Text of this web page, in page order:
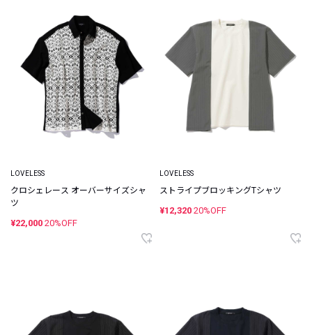
LOVELESS
クロシェレース オーバーサイズシャ
ツ
¥22,000 20%OFF
LOVELESS
ストライプブロッキングTシャツ
¥12,320 20%OFF